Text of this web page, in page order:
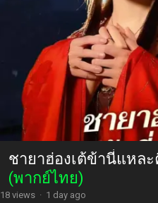
ชายาฮ่องเต้ข้านี่แหล
(พากย์ไทย)
18 views · 1 day ago